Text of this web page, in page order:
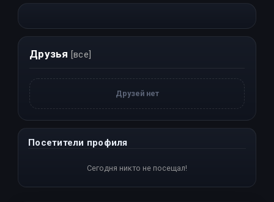
Друзья [все]
Друзей нет
Посетители профиля
Сегодня никто не посещал!